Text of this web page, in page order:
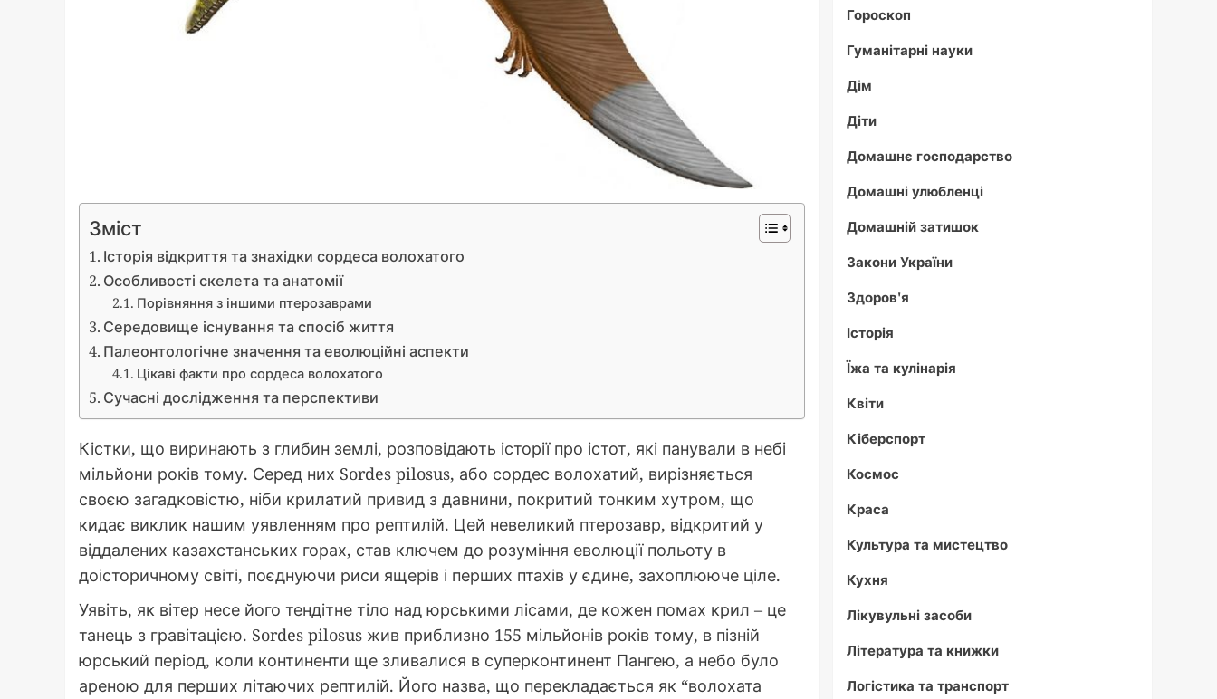
Зміст
Історія відкриття та знахідки сордеса волохатого
Особливості скелета та анатомії
Порівняння з іншими птерозаврами
Середовище існування та спосіб життя
Палеонтологічне значення та еволюційні аспекти
Цікаві факти про сордеса волохатого
Сучасні дослідження та перспективи
Кістки, що виринають з глибин землі, розповідають історії про істот, які панували в небі
мільйони років тому. Серед них Sordes pilosus, або сордес волохатий, вирізняється
своєю загадковістю, ніби крилатий привид з давнини, покритий тонким хутром, що
кидає виклик нашим уявленням про рептилій. Цей невеликий птерозавр, відкритий у
віддалених казахстанських горах, став ключем до розуміння еволюції польоту в
доісторичному світі, поєднуючи риси ящерів і перших птахів у єдине, захоплююче ціле.
Уявіть, як вітер несе його тендітне тіло над юрськими лісами, де кожен помах крил – це
танець з гравітацією. Sordes pilosus жив приблизно 155 мільйонів років тому, в пізній
юрський період, коли континенти ще зливалися в суперконтинент Пангею, а небо було
ареною для перших літаючих рептилій. Його назва, що перекладається як “волохата
Гороскоп
Гуманітарні науки
Дім
Діти
Домашнє господарство
Домашні улюбленці
Домашній затишок
Закони України
Здоров'я
Історія
Їжа та кулінарія
Квіти
Кіберспорт
Космос
Краса
Культура та мистецтво
Кухня
Лікувульні засоби
Література та книжки
Логістика та транспорт